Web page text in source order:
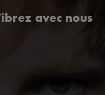
avec nous